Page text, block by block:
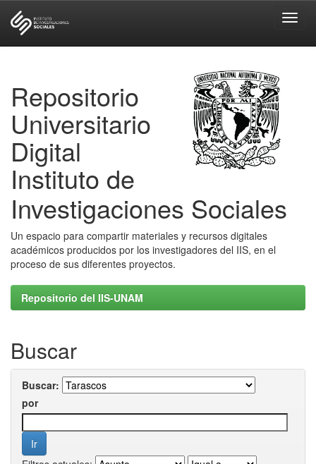
Repositorio
Universitario
Digital
Instituto de
Investigaciones Sociales
Un espacio para compartir materiales y recursos digitales
académicos producidos por los investigadores del IIS, en el
proceso de sus diferentes proyectos.
Repositorio del IIS-UNAM
Buscar
Buscar:
por